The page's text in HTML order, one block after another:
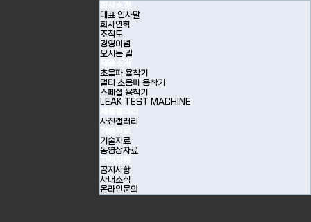
회사소개
대표 인사말
회사연혁
조직도
경영이념
오시는 길
제품소개
초음파 용착기
멀티 초음파 용착기
스페셜 용착기
LEAK TEST MACHINE
제품갤러리
사진갤러리
기술자료
기술자료
동영상자료
고객지원
공지사항
사내소식
온라인문의